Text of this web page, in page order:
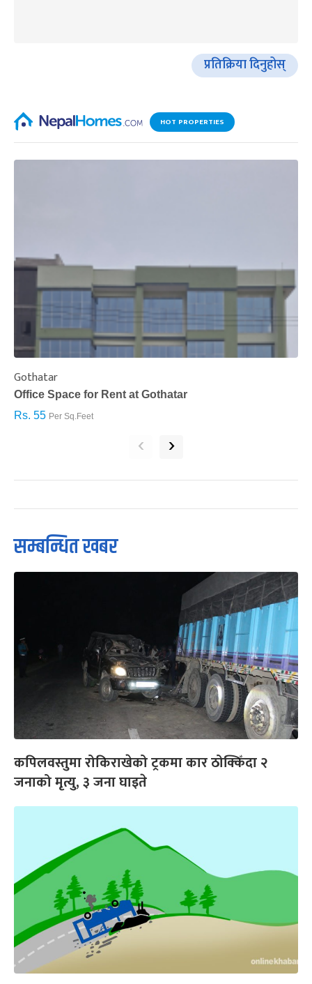
प्रतिक्रिया दिनुहोस्
HOT PROPERTIES
Gothatar
Office Space for Rent at Gothatar
Rs. 55 Per Sq.Feet
‹ ›
सम्बन्धित खबर
कपिलवस्तुमा रोकिराखेको ट्रकमा कार ठोक्किँदा २
जनाको मृत्यु, ३ जना घाइते